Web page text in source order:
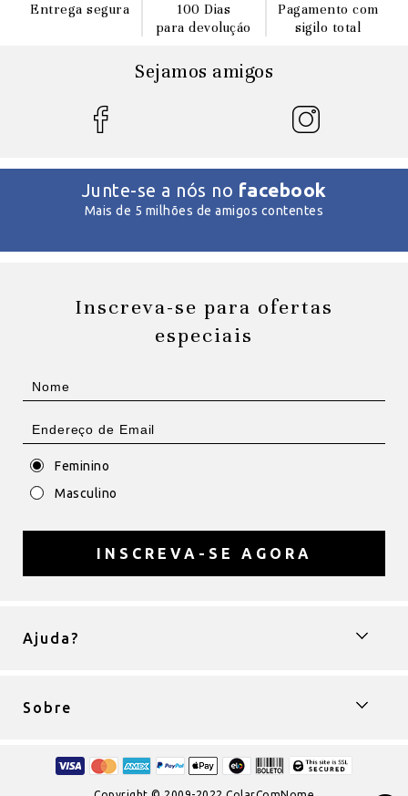
Entrega segura
100 Dias
para devoluçáo
Pagamento com
sigilo total
Sejamos amigos
Junte-se a nós no facebook
Mais de 5 milhões de amigos contentes
Inscreva-se para ofertas
especiais
Feminino
Masculino
INSCREVA-SE AGORA
Ajuda?
Sobre